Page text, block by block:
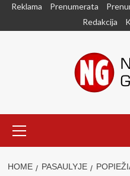
SkipReklama Prenumerata
Redakcija
Menu
HOME PASAULYJE